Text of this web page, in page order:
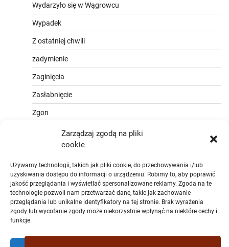
Zarządzaj zgodą na pliki
cookie
Używamy technologii, takich jak pliki cookie, do przechowywania i/lub
uzyskiwania dostępu do informacji o urządzeniu. Robimy to, aby poprawić
jakość przeglądania i wyświetlać spersonalizowane reklamy. Zgoda na te
technologie pozwoli nam przetwarzać dane, takie jak zachowanie
przeglądania lub unikalne identyfikatory na tej stronie. Brak wyrażenia
zgody lub wycofanie zgody może niekorzystnie wpłynąć na niektóre cechy i
funkcje.
Wydarzyło się w Wągrowcu
Wypadek
Z ostatniej chwili
zadymienie
Zaginięcia
Zasłabnięcie
Zgon